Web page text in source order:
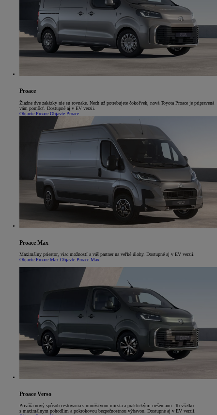
Proace
Žiadne dve zakázky nie sú rovnaké. Nech už potrebujete čokoľvek, nová Toyota Proace je pripravená
vám pomôcť. Dostupné aj v EV verzii.
Objavte Proace Objavte Proace
Proace Max
Maximálny priestor, viac možností a váš partner na veľké úlohy. Dostupné aj v EV verzii.
Objavte Proace Max Objavte Proace Max
Proace Verso
Priváža nový spôsob cestovania s množstvom miesta a praktickými riešeniami. To všetko
s maximálnym pohodlím a pokrokovou bezpečnostnou výbavou. Dostupné aj v EV verzii.